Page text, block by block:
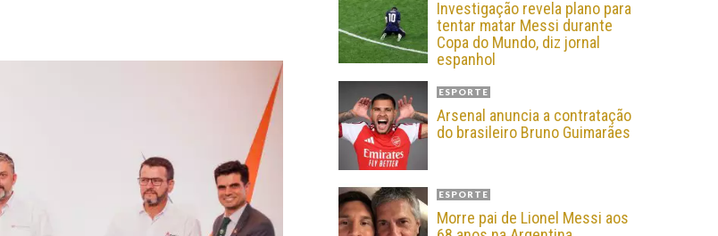
Investigação revela plano para
tentar matar Messi durante
Copa do Mundo, diz jornal
espanhol
ESPORTE
Arsenal anuncia a contratação
do brasileiro Bruno Guimarães
ESPORTE
Morre pai de Lionel Messi aos